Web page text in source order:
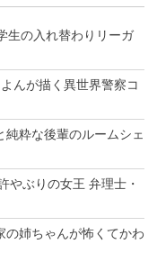
の入れ替わりリーガ
んが描く異世界警察コ
粋な後輩のルームシェ
やぶりの女王 弁理士・
姉ちゃんが怖くてかわ